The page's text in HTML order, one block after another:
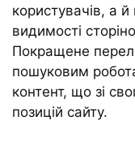
користувачів, а
видимості
Покращене
пошуковим
контент, що зі
позицій сайту.